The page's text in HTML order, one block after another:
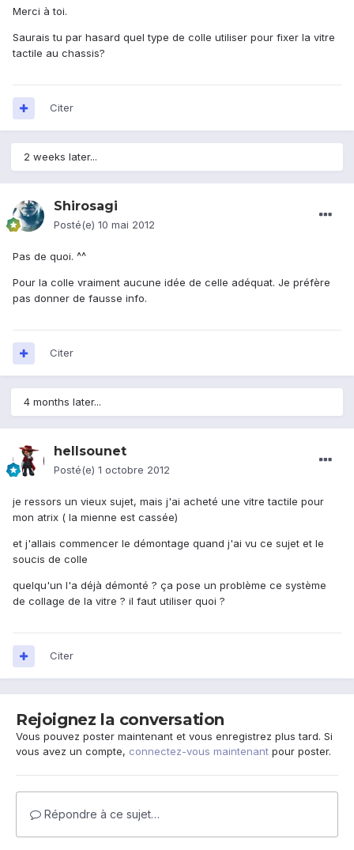
Merci à toi.
Saurais tu par hasard quel type de colle utiliser pour fixer la vitre
tactile au chassis?
Citer
2 weeks later...
Shirosagi
Posté(e) 10 mai 2012
Pas de quoi. ^^
Pour la colle vraiment aucune idée de celle adéquat. Je préfère
pas donner de fausse info.
Citer
4 months later...
hellsounet
Posté(e) 1 octobre 2012
je ressors un vieux sujet, mais j'ai acheté une vitre tactile pour
mon atrix ( la mienne est cassée)
et j'allais commencer le démontage quand j'ai vu ce sujet et le
soucis de colle
quelqu'un l'a déjà démonté ? ça pose un problème ce système
de collage de la vitre ? il faut utiliser quoi ?
Citer
Rejoignez la conversation
Vous pouvez poster maintenant et vous enregistrez plus tard. Si
vous avez un compte, connectez-vous maintenant pour poster.
Répondre à ce sujet…